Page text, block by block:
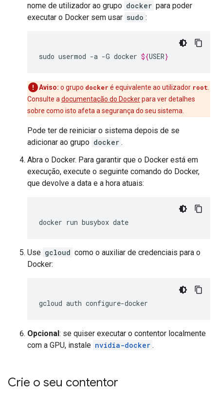
nome de utilizador ao grupo docker para poder
executar o Docker sem usar sudo :
sudo usermod -a -G docker ${USER}
Aviso: o grupo docker é equivalente ao utilizador root
Consulte a documentação do Dockerpara ver detalhes
sobre como isto afeta a segurança do seu sistema.
Pode ter de reiniciar o sistema depois de se
adicionar ao grupo docker .
Abra o Docker. Para garantir que o Docker está em
execução, execute o seguinte comando do Docker,
que devolve a data e a hora atuais:
Use gcloud como o auxiliar de credenciais para o
Docker:
Opcional: se quiser executar o contentor localmente
com a GPU, instale nvidia-docker .
Crie o seu contentor